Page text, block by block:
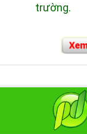
trường.